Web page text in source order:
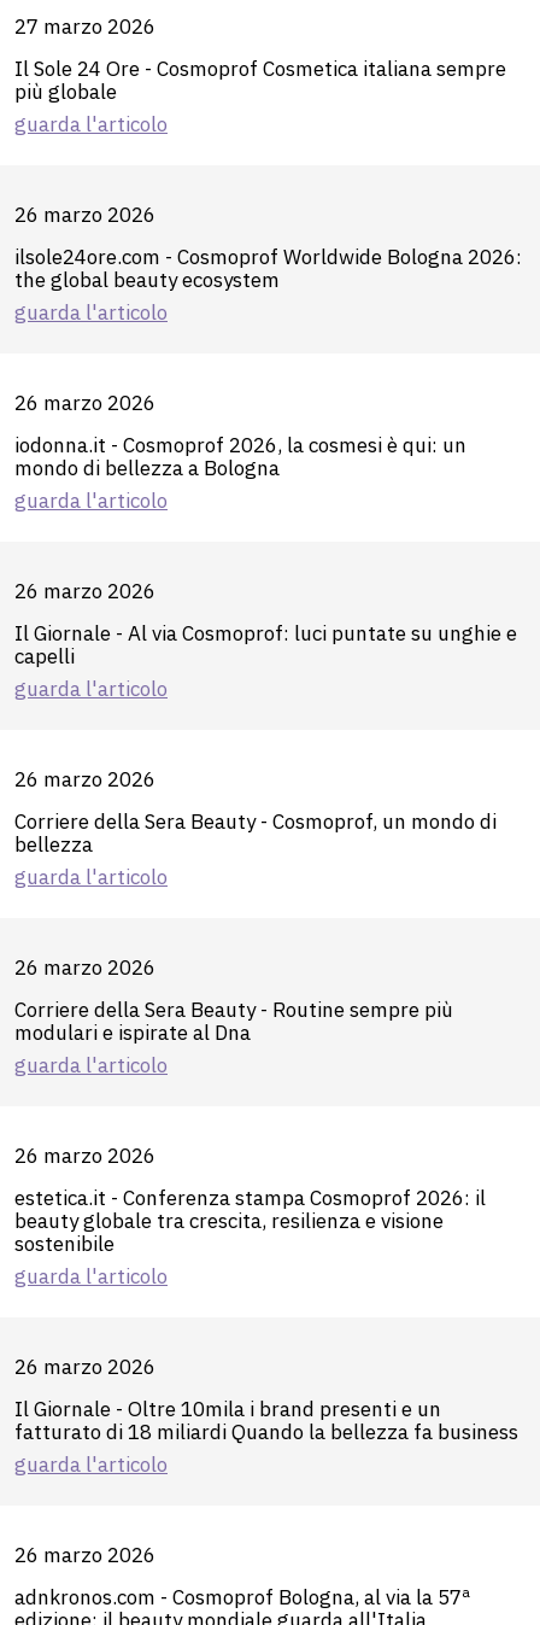
27 marzo 2026
Il Sole 24 Ore - Cosmoprof Cosmetica italiana sempre
più globale
guarda l'articolo
26 marzo 2026
ilsole24ore.com - Cosmoprof Worldwide Bologna 2026:
the global beauty ecosystem
guarda l'articolo
26 marzo 2026
iodonna.it - Cosmoprof 2026, la cosmesi è qui: un
mondo di bellezza a Bologna
guarda l'articolo
26 marzo 2026
Il Giornale - Al via Cosmoprof: luci puntate su unghie e
capelli
guarda l'articolo
26 marzo 2026
Corriere della Sera Beauty - Cosmoprof, un mondo di
bellezza
guarda l'articolo
26 marzo 2026
Corriere della Sera Beauty - Routine sempre più
modulari e ispirate al Dna
guarda l'articolo
26 marzo 2026
estetica.it - Conferenza stampa Cosmoprof 2026: il
beauty globale tra crescita, resilienza e visione
sostenibile
guarda l'articolo
26 marzo 2026
Il Giornale - Oltre 10mila i brand presenti e un
fatturato di 18 miliardi Quando la bellezza fa business
guarda l'articolo
26 marzo 2026
adnkronos.com - Cosmoprof Bologna, al via la 57ª
edizione: il beauty mondiale guarda all'Italia